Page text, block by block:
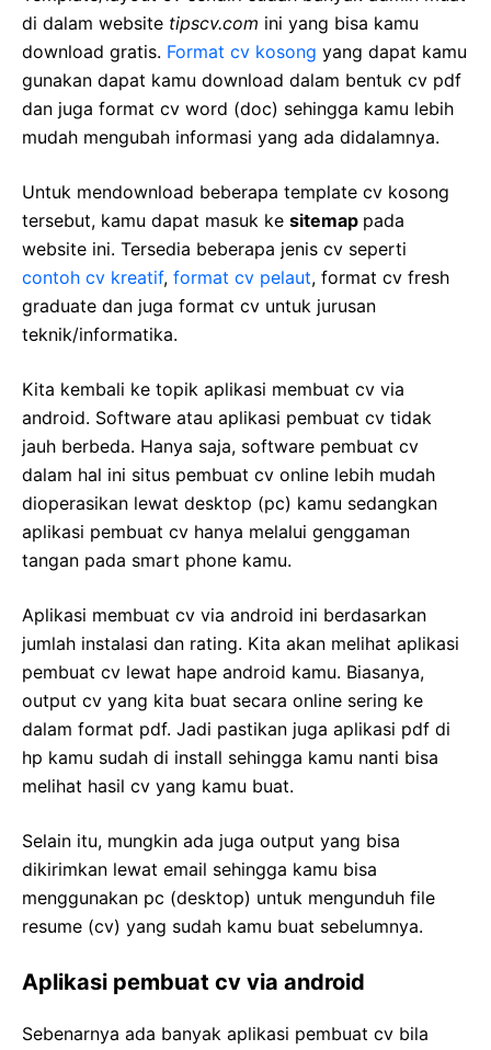
di dalam website tipscv.com ini yang bisa kamu
download gratis. Format cv kosong yang dapat kamu
gunakan dapat kamu download dalam bentuk cv pdf
dan juga format cv word (doc) sehingga kamu lebih
mudah mengubah informasi yang ada didalamnya.
Untuk mendownload beberapa template cv kosong
tersebut, kamu dapat masuk ke sitemap pada
website ini. Tersedia beberapa jenis cv seperti
contoh cv kreatif, format cv pelaut, format cv fresh
graduate dan juga format cv untuk jurusan
teknik/informatika.
Kita kembali ke topik aplikasi membuat cv via
android. Software atau aplikasi pembuat cv tidak
jauh berbeda. Hanya saja, software pembuat cv
dalam hal ini situs pembuat cv online lebih mudah
dioperasikan lewat desktop (pc) kamu sedangkan
aplikasi pembuat cv hanya melalui genggaman
tangan pada smart phone kamu.
Aplikasi membuat cv via android ini berdasarkan
jumlah instalasi dan rating. Kita akan melihat aplikasi
pembuat cv lewat hape android kamu. Biasanya,
output cv yang kita buat secara online sering ke
dalam format pdf. Jadi pastikan juga aplikasi pdf di
hp kamu sudah di install sehingga kamu nanti bisa
melihat hasil cv yang kamu buat.
Selain itu, mungkin ada juga output yang bisa
dikirimkan lewat email sehingga kamu bisa
menggunakan pc (desktop) untuk mengunduh file
resume (cv) yang sudah kamu buat sebelumnya.
Aplikasi pembuat cv via android
Sebenarnya ada banyak aplikasi pembuat cv bila